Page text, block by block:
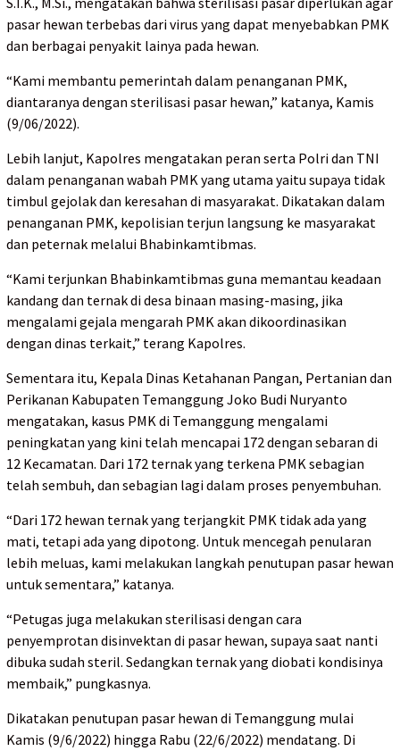
pasar hewan terbebas dari virus yang dapat menyebabkan PMK
dan berbagai penyakit lainya pada hewan.
“Kami membantu pemerintah dalam penanganan PMK,
diantaranya dengan sterilisasi pasar hewan,” katanya, Kamis
(9/06/2022).
Lebih lanjut, Kapolres mengatakan peran serta Polri dan TNI
dalam penanganan wabah PMK yang utama yaitu supaya tidak
timbul gejolak dan keresahan di masyarakat. Dikatakan dalam
penanganan PMK, kepolisian terjun langsung ke masyarakat
dan peternak melalui Bhabinkamtibmas.
“Kami terjunkan Bhabinkamtibmas guna memantau keadaan
kandang dan ternak di desa binaan masing-masing, jika
mengalami gejala mengarah PMK akan dikoordinasikan
dengan dinas terkait,” terang Kapolres.
Sementara itu, Kepala Dinas Ketahanan Pangan, Pertanian dan
Perikanan Kabupaten Temanggung Joko Budi Nuryanto
mengatakan, kasus PMK di Temanggung mengalami
peningkatan yang kini telah mencapai 172 dengan sebaran di
12 Kecamatan. Dari 172 ternak yang terkena PMK sebagian
telah sembuh, dan sebagian lagi dalam proses penyembuhan.
“Dari 172 hewan ternak yang terjangkit PMK tidak ada yang
mati, tetapi ada yang dipotong. Untuk mencegah penularan
lebih meluas, kami melakukan langkah penutupan pasar hewan
untuk sementara,” katanya.
“Petugas juga melakukan sterilisasi dengan cara
penyemprotan disinvektan di pasar hewan, supaya saat nanti
dibuka sudah steril. Sedangkan ternak yang diobati kondisinya
membaik,” pungkasnya.
Dikatakan penutupan pasar hewan di Temanggung mulai
Kamis (9/6/2022) hingga Rabu (22/6/2022) mendatang. Di